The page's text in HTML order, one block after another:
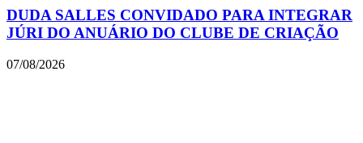
DUDA SALLES CONVIDADO PARA INTEGRAR
JÚRI DO ANUÁRIO DO CLUBE DE CRIAÇÃO
07/08/2026